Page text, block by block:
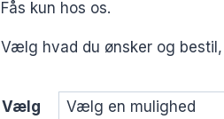
Fås kun hos os.
Vælg hvad du ønsker og
Vælg